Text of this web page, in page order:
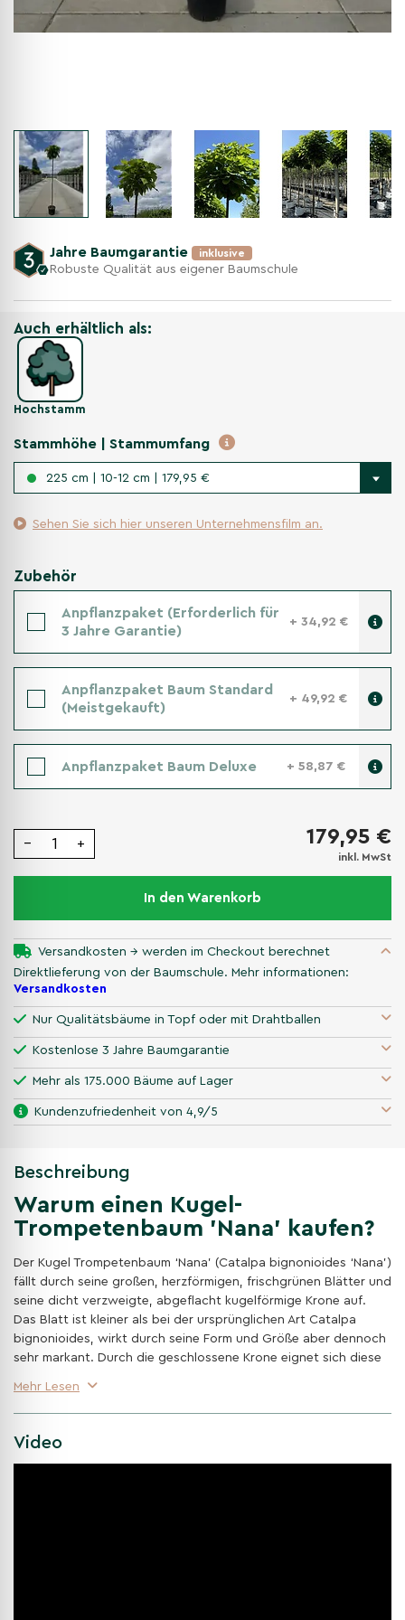
Jahre Baumgarantie inklusive
Robuste Qualität aus eigener Baumschule
Auch erhältlich als:
Hochstamm
Stammhöhe | Stammumfang
225 cm | 10-12 cm | 179,95 €
Sehen Sie sich hier unseren Unternehmensfilm an.
Zubehör
Anpflanzpaket (Erforderlich für
3 Jahre Garantie)
+ 34,92 €
Anpflanzpaket Baum Standard
(Meistgekauft)
+ 49,92 €
Anpflanzpaket Baum Deluxe + 58,87 €
− + 179,95 €
inkl. MwSt
In den Warenkorb
Versandkosten → werden im Checkout berechnet
Direktlieferung von der Baumschule. Mehr informationen:
Versandkosten
Nur Qualitätsbäume in Topf oder mit Drahtballen
Kostenlose 3 Jahre Baumgarantie
Mehr als 175.000 Bäume auf Lager
Kundenzufriedenheit von 4,9/5
Beschreibung
Warum einen Kugel-
Trompetenbaum 'Nana' kaufen?
Der Kugel Trompetenbaum ‘Nana’ (Catalpa bignonioides ‘Nana’)
fällt durch seine großen, herzförmigen, frischgrünen Blätter und
seine dicht verzweigte, abgeflacht kugelförmige Krone auf.
Das Blatt ist kleiner als bei der ursprünglichen Art Catalpa
bignonioides, wirkt durch seine Form und Größe aber dennoch
sehr markant. Durch die geschlossene Krone eignet sich diese
Terrasse oder ein grüner Blickfang im Garten entstehen soll.
Anders als der wilde Trompetenbaum bleibt ‘Nana’ kompakt
und entwickelt eine breit abgeflachte Kugelkrone. Die Sorte
Mehr Lesen
Video